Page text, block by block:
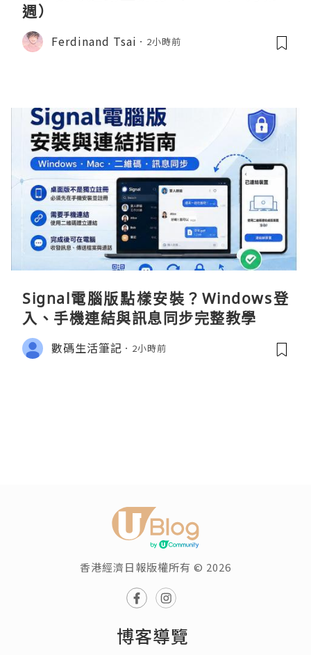
週）
Ferdinand Tsai 2小時前
Signal電腦版點樣安裝？Windows登
入、手機連結與訊息同步完整教學
數碼生活筆記 2小時前
香港經濟日報版權所有 © 2026
博客導覽